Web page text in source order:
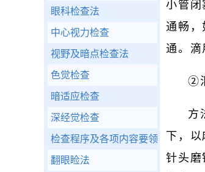
小管闭
通畅，
通。滴
②
方
下，
针头
眼科检查法
中心视力检查
视野及暗点检查法
色觉检查
暗适应检查
深经觉检查
检查程序及各项内容要领
翻眼睑法